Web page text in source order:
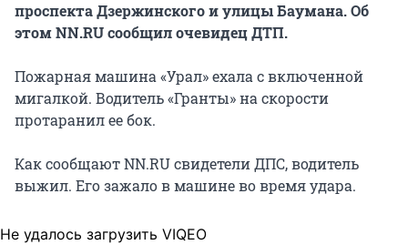
проспекта Дзержинского и улицы Баумана. Об
этом NN.RU сообщил очевидец ДТП.
Пожарная машина «Урал» ехала с включенной
мигалкой. Водитель «Гранты» на скорости
протаранил ее бок.
Как сообщают NN.RU свидетели ДПС, водитель
выжил. Его зажало в машине во время удара.
Не удалось загрузить VIQEO